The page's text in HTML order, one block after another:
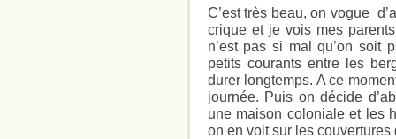
C’est très beau, on vogue
crique et je vois mes
n’est pas si mal qu’on soit
petits courants entre les
durer longtemps. A ce
journée. Puis on décide
une maison coloniale et les
on en voit sur les